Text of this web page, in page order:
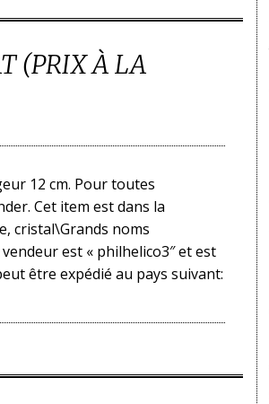
(PRIX À LA
12 cm. Pour toutes
Cet item est dans la
cristal\Grands noms
est « philhelico3″ et est
être expédié au pays suivant: